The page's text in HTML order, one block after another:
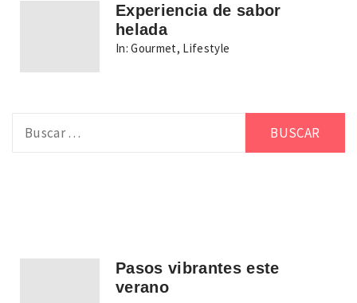
Experiencia de sabor
helada
In: Gourmet, Lifestyle
Pasos vibrantes este
verano